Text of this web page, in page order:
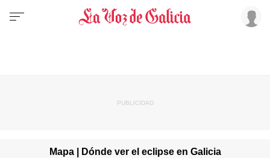
Mapa | Dónde ver el eclipse en Galicia